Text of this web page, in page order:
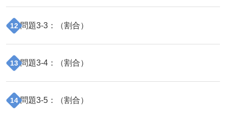
12 問題3-3 ：（割合）
13 問題3-4 ：（割合）
14 問題3-5 ：（割合）